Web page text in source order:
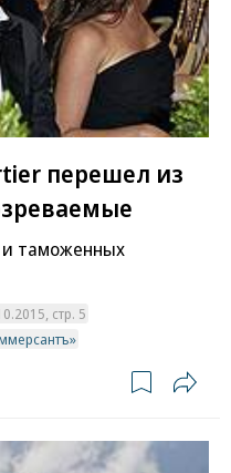
перешел из
таможенных
стр. 5